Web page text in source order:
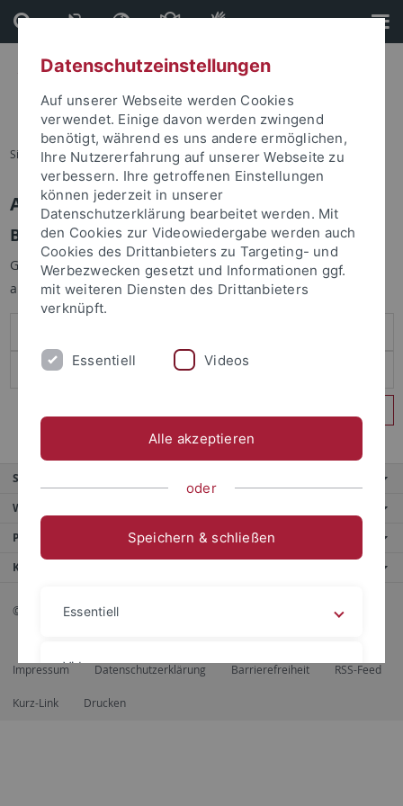
Direkt
zum
Inhalt
Direkt
zur
Fußleiste
Sie sind hier: Startseite
Anmelden
Benutzeranmeldung
Geben Sie Ihren Benutzernamen und Ihr Passwort an um sich
anzumelden:
Service
Weitere Angebote
Portale
Kontaktinfo
© 2026 Eberhard Karls Universität Tübingen, Tübingen
Impressum Datenschutzerklärung Barrierefreiheit RSS-Feed
Kurz-Link Drucken
Datenschutzeinstellungen
Auf unserer Webseite werden Cookies
verwendet. Einige davon werden zwingend
benötigt, während es uns andere ermöglichen,
Ihre Nutzererfahrung auf unserer Webseite zu
verbessern. Ihre getroffenen Einstellungen
können jederzeit in unserer
Datenschutzerklärung bearbeitet werden. Mit
den Cookies zur Videowiedergabe werden auch
Cookies des Drittanbieters zu Targeting- und
Werbezwecken gesetzt und Informationen ggf.
mit weiteren Diensten des Drittanbieters
verknüpft.
Essentiell Videos
Alle akzeptieren
oder
Speichern & schließen
Essentiell
Videos